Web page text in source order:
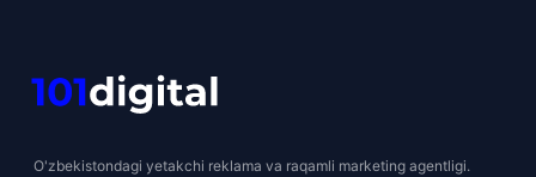
O'zbekistondagi yetakchi reklama va raqamli marketing agentligi.